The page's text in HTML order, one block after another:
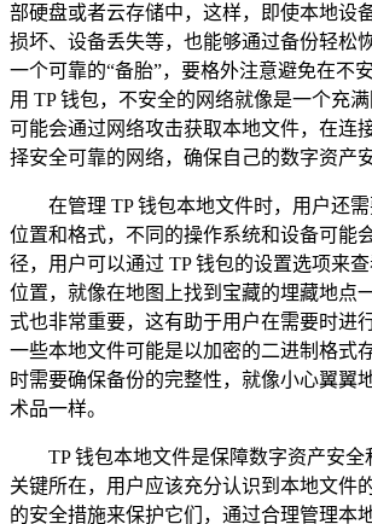
部硬盘或者云存储中，这样，即使本地设
损坏、设备丢失等，也能够通过备份轻松
一个可靠的“备胎”，要格外注意避免在不
用 TP 钱包，不安全的网络就像是一个充
可能会通过网络攻击获取本地文件，在连
择安全可靠的网络，确保自己的数字资产
在管理 TP 钱包本地文件时，用户还
位置和格式，不同的操作系统和设备可能
径，用户可以通过 TP 钱包的设置选项来
位置，就像在地图上找到宝藏的埋藏地点
式也非常重要，这有助于用户在需要时进
一些本地文件可能是以加密的二进制格式
时需要确保备份的完整性，就像小心翼翼
术品一样。
TP 钱包本地文件是保障数字资产安全
关键所在，用户应该充分认识到本地文件
的安全措施来保护它们，通过合理管理本